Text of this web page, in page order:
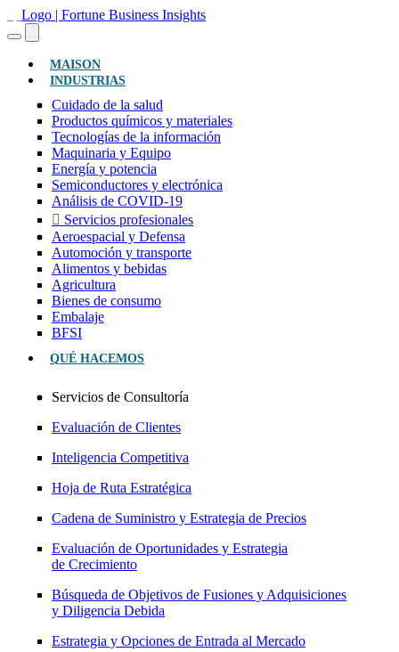
MAISON(ACTUAL)
INDUSTRIAS
Cuidado de la salud
Productos químicos y materiales
Tecnologías de la información
Maquinaria y Equipo
Energía y potencia
Semiconductores y electrónica
Análisis de COVID-19
Servicios profesionales
Aeroespacial y Defensa
Automoción y transporte
Alimentos y bebidas
Agricultura
Bienes de consumo
Embalaje
BFSI
QUÉ HACEMOS
Servicios de Consultoría
Evaluación de Clientes
Inteligencia Competitiva
Hoja de Ruta Estratégica
Cadena de Suministro y Estrategia de Precios
Evaluación de Oportunidades y Estrategia
de Crecimiento
Búsqueda de Objetivos de Fusiones y Adquisiciones
y Diligencia Debida
Estrategia y Opciones de Entrada al Mercado